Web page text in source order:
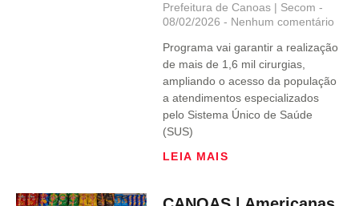
Prefeitura de Canoas | Secom
08/02/2026
Nenhum comentário
Programa vai garantir a realização
de mais de 1,6 mil cirurgias,
ampliando o acesso da população
a atendimentos especializados
pelo Sistema Único de Saúde
(SUS)
LEIA MAIS